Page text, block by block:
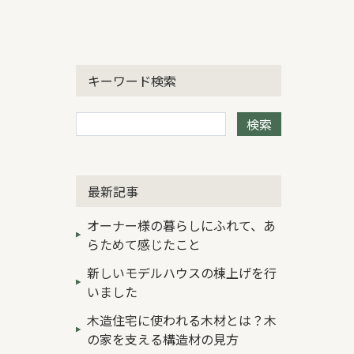
キーワード検索
検索
最新記事
オーナー様の暮らしにふれて、あ
らためて感じたこと
新しいモデルハウスの棟上げを行
いました
木造住宅に使われる木材とは？木
の家を支える構造材の見方